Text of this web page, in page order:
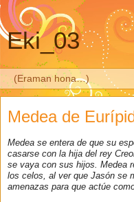
Eki_03
Medea de
Medea se entera de que su
casarse con la hija del rey
se vaya con sus hijos. Medea
los celos, al ver que Jasón se
amenazas para que actúe